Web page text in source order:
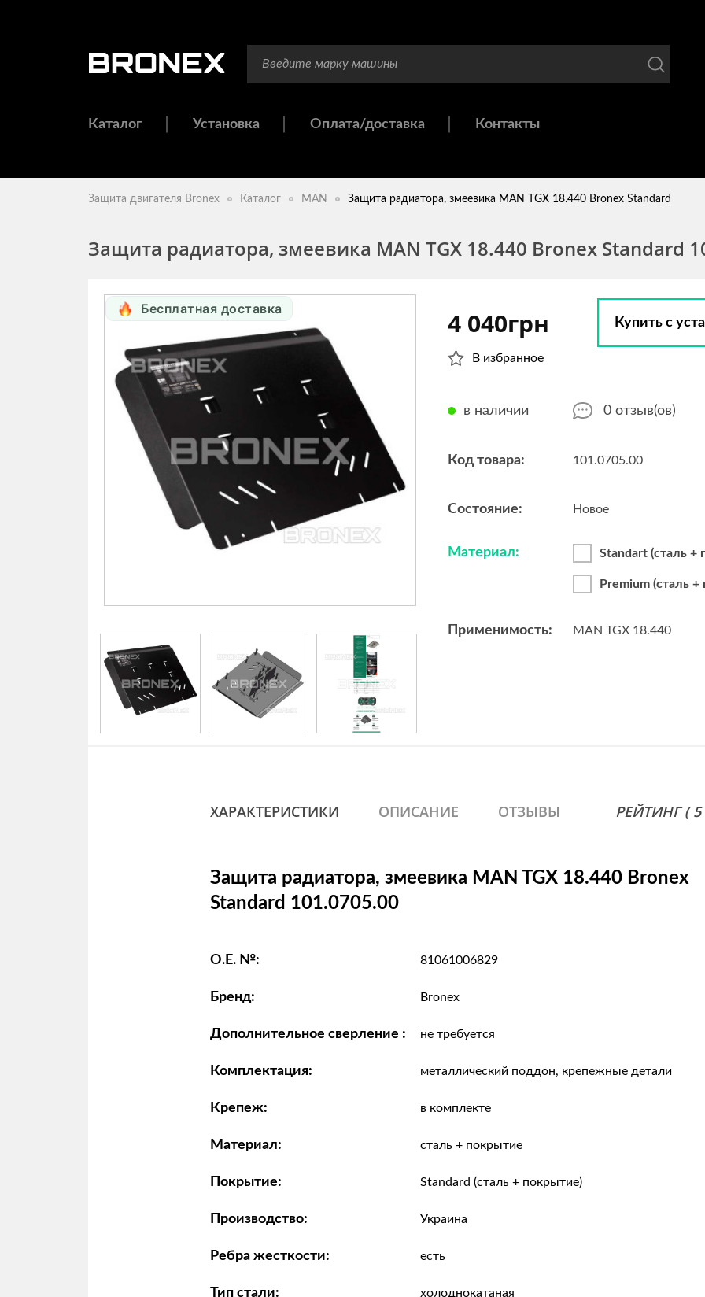
Каталог Установка Оплата/доставка Контакты
Защита двигателя Bronex Каталог MAN Защита радиатора, змеевика MAN TGX 18.440 Bronex Standard
Защита радиатора, змеевика MAN TGX 18.440 Bronex Standard
Бесплатная доставка 4 040грн
В избранное
Купить с
в наличии 0 отзыв(ов)
Код товара: 101.0705.00
Состояние: Новое
Материал: Standart (сталь +
Premium (сталь
Применимость: MAN TGX 18.440
ХАРАКТЕРИСТИКИ ОПИСАНИЕ ОТЗЫВЫ РЕЙТИНГ ( 5
Защита радиатора, змеевика MAN TGX 18.440 Bronex
Standard 101.0705.00
O.E. №: 81061006829
Бренд: Bronex
Дополнительное сверление : не требуется
Комплектация: металлический поддон, крепежные детали
Крепеж: в комплекте
Материал: сталь + покрытие
Покрытие: Standard (сталь + покрытие)
Производство: Украина
Ребра жесткости: есть
Тип стали: холоднокатаная